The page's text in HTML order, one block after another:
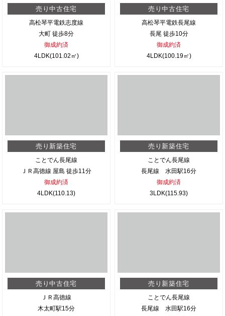
売り中古住宅
高松琴平電鉄志度線
大町 徒歩8分
御成約済
4LDK(101.02㎡)
売り中古住宅
高松琴平電鉄長尾線
長尾 徒歩10分
御成約済
4LDK(100.19㎡)
売り新築住宅
ことでん長尾線
ＪＲ高徳線 屋島 徒歩11分
御成約済
4LDK(110.13)
売り新築住宅
ことでん長尾線
長尾線 水田駅16分
御成約済
3LDK(115.93)
売り中古住宅
ＪＲ高徳線
木太町駅15分
売り新築住宅
ことでん長尾線
長尾線 水田駅16分